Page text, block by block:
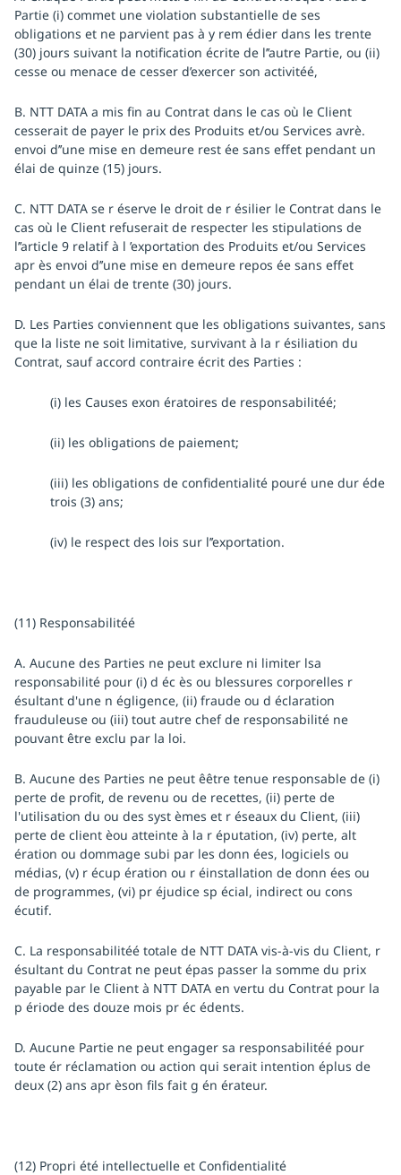
Partie (i) commet une violation substantielle de ses
obligations et ne parvient pas à y rem édier dans les trente
(30) jours suivant la notification écrite de l’’autre Partie, ou (ii)
cesse ou menace de cesser d’exercer son activitéé,
B. NTT DATA a mis fin au Contrat dans le cas où le Client
cesserait de payer le prix des Produits et/ou Services avrè.
envoi d’’une mise en demeure rest ée sans effet pendant un
élai de quinze (15) jours.
C. NTT DATA se r éserve le droit de r ésilier le Contrat dans le
cas où le Client refuserait de respecter les stipulations de
l’’article 9 relatif à l ’exportation des Produits et/ou Services
apr ès envoi d’’une mise en demeure repos ée sans effet
pendant un élai de trente (30) jours.
D. Les Parties conviennent que les obligations suivantes, sans
que la liste ne soit limitative, survivant à la r ésiliation du
Contrat, sauf accord contraire écrit des Parties :
(i) les Causes exon ératoires de responsabilitéé;
(ii) les obligations de paiement;
(iii) les obligations de confidentialité pouré une dur éde
trois (3) ans;
(iv) le respect des lois sur l’’exportation.
(11) Responsabilitéé
A. Aucune des Parties ne peut exclure ni limiter lsa
responsabilité pour (i) d éc ès ou blessures corporelles r
ésultant d'une n égligence, (ii) fraude ou d éclaration
frauduleuse ou (iii) tout autre chef de responsabilité ne
pouvant être exclu par la loi.
B. Aucune des Parties ne peut êêtre tenue responsable de (i)
perte de profit, de revenu ou de recettes, (ii) perte de
l'utilisation du ou des syst èmes et r éseaux du Client, (iii)
perte de client èou atteinte à la r éputation, (iv) perte, alt
ération ou dommage subi par les donn ées, logiciels ou
médias, (v) r écup ération ou r éinstallation de donn ées ou
de programmes, (vi) pr éjudice sp écial, indirect ou cons
écutif.
C. La responsabilitéé totale de NTT DATA vis-à-vis du Client, r
ésultant du Contrat ne peut épas passer la somme du prix
payable par le Client à NTT DATA en vertu du Contrat pour la
p ériode des douze mois pr éc édents.
D. Aucune Partie ne peut engager sa responsabilitéé pour
toute ér réclamation ou action qui serait intention éplus de
deux (2) ans apr èson fils fait g én érateur.
(12) Propri été intellectuelle et Confidentialité